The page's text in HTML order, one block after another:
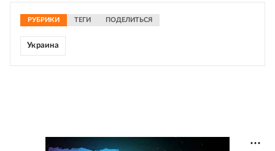
РУБРИКИ ТЕГИ ПОДЕЛИТЬСЯ
Украина